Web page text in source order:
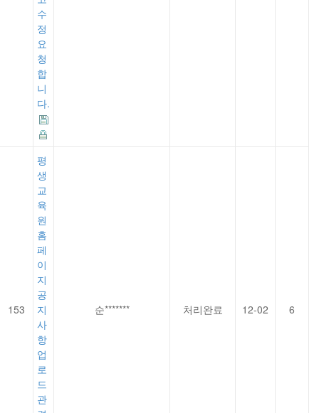
수
정
요
청
합
니
다.
153
평
생
교
육
원
홈
페
이
지
공
지
사
항
업
로
드
관
순******* 처리완료 12-02 6